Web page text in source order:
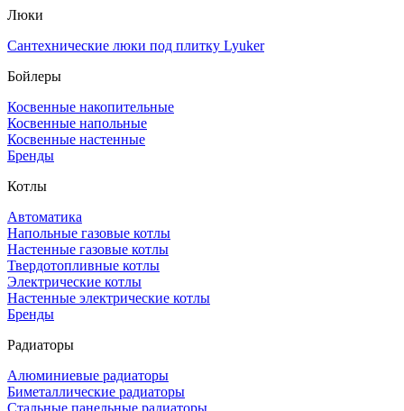
Люки
Сантехнические люки под плитку Lyuker
Бойлеры
Косвенные накопительные
Косвенные напольные
Косвенные настенные
Бренды
Котлы
Автоматика
Напольные газовые котлы
Настенные газовые котлы
Твердотопливные котлы
Электрические котлы
Настенные электрические котлы
Бренды
Радиаторы
Алюминиевые радиаторы
Биметаллические радиаторы
Стальные панельные радиаторы